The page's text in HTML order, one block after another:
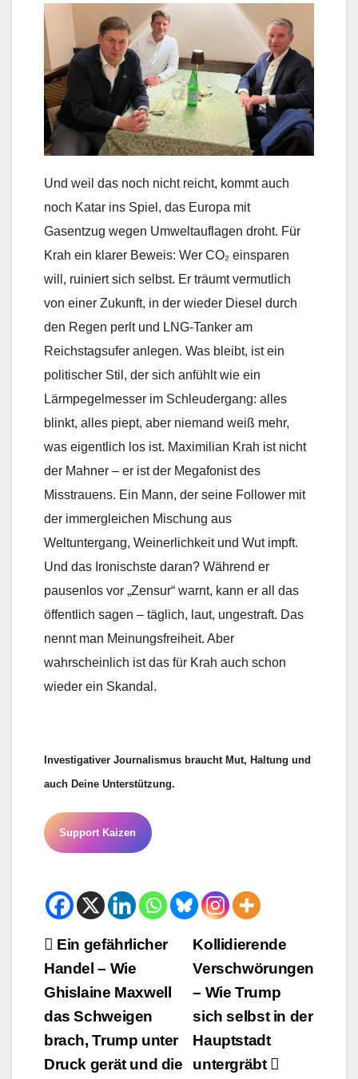
Und weil das noch nicht reicht, kommt auch
noch Katar ins Spiel, das Europa mit
Gasentzug wegen Umweltauflagen droht. Für
Krah ein klarer Beweis: Wer CO₂ einsparen
will, ruiniert sich selbst. Er träumt vermutlich
von einer Zukunft, in der wieder Diesel durch
den Regen perlt und LNG-Tanker am
Reichstagsufer anlegen. Was bleibt, ist ein
politischer Stil, der sich anfühlt wie ein
Lärmpegelmesser im Schleudergang: alles
blinkt, alles piept, aber niemand weiß mehr,
was eigentlich los ist. Maximilian Krah ist nicht
der Mahner – er ist der Megafonist des
Misstrauens. Ein Mann, der seine Follower mit
der immergleichen Mischung aus
Weltuntergang, Weinerlichkeit und Wut impft.
Und das Ironischste daran? Während er
pausenlos vor „Zensur“ warnt, kann er all das
öffentlich sagen – täglich, laut, ungestraft. Das
nennt man Meinungsfreiheit. Aber
wahrscheinlich ist das für Krah auch schon
wieder ein Skandal.
Investigativer Journalismus braucht Mut, Haltung und
auch Deine Unterstützung.
Support Kaizen
Beitrags-
Navigation
Kollidierende
Verschwörungen
– Wie Trump
sich selbst in der
Hauptstadt
untergräbt
Ein gefährlicher
Handel – Wie
Ghislaine Maxwell
das Schweigen
brach, Trump unter
Druck gerät und die